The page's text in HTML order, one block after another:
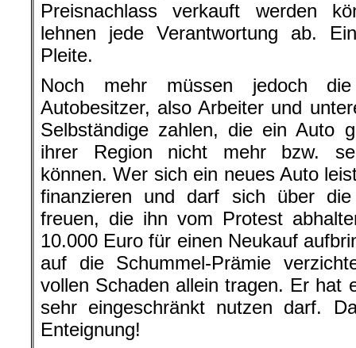
Preisnachlass verkauft werden
lehnen jede Verantwortung ab.
Pleite.
Noch mehr müssen jedoch
Autobesitzer, also Arbeiter und
Selbständige zahlen, die ein Auto
ihrer Region nicht mehr bzw.
können. Wer sich ein neues Auto
finanzieren und darf sich über die
freuen, die ihn vom Protest
10.000 Euro für einen Neukauf
auf die Schummel-Prämie
vollen Schaden allein tragen. Er hat
sehr eingeschränkt nutzen darf.
Enteignung!